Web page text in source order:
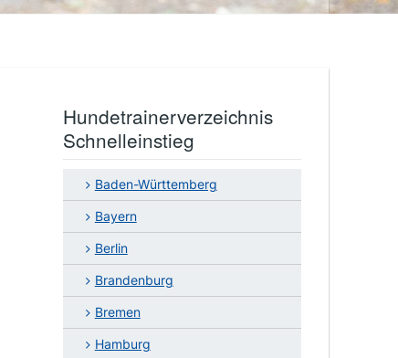
Hundetrainerverzeichnis
Schnelleinstieg
Baden-Württemberg
Bayern
Berlin
Brandenburg
Bremen
Hamburg